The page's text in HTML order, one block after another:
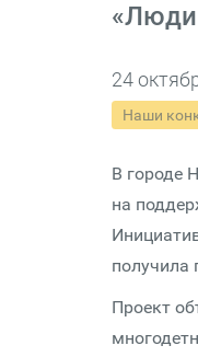
«Люди
24
Наши
В городе
на
получила
Проект